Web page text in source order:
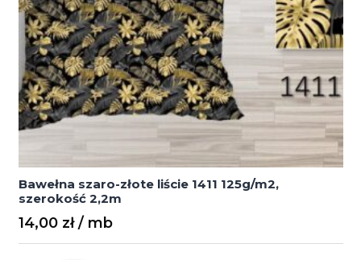
Bawełna szaro-złote liście 1411 125g/m2,
szerokość 2,2m
14,00 zł